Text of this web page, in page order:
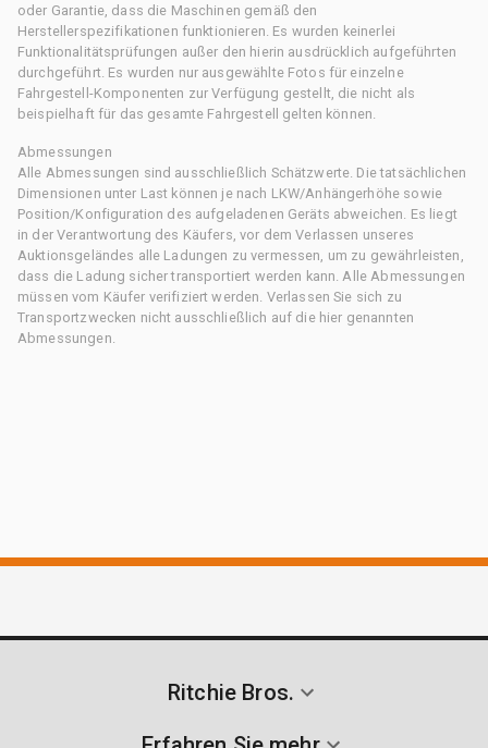
oder Garantie, dass die Maschinen gemäß den
Herstellerspezifikationen funktionieren. Es wurden keinerlei
Funktionalitätsprüfungen außer den hierin ausdrücklich aufgeführten
durchgeführt. Es wurden nur ausgewählte Fotos für einzelne
Fahrgestell-Komponenten zur Verfügung gestellt, die nicht als
beispielhaft für das gesamte Fahrgestell gelten können.
Abmessungen
Alle Abmessungen sind ausschließlich Schätzwerte. Die tatsächlichen
Dimensionen unter Last können je nach LKW/Anhängerhöhe sowie
Position/Konfiguration des aufgeladenen Geräts abweichen. Es liegt
in der Verantwortung des Käufers, vor dem Verlassen unseres
Auktionsgeländes alle Ladungen zu vermessen, um zu gewährleisten,
dass die Ladung sicher transportiert werden kann. Alle Abmessungen
müssen vom Käufer verifiziert werden. Verlassen Sie sich zu
Transportzwecken nicht ausschließlich auf die hier genannten
Abmessungen.
Ritchie Bros.